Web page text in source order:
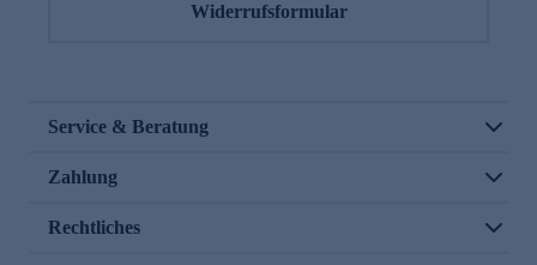
Widerrufsformular
Service & Beratung
Zahlung
Rechtliches